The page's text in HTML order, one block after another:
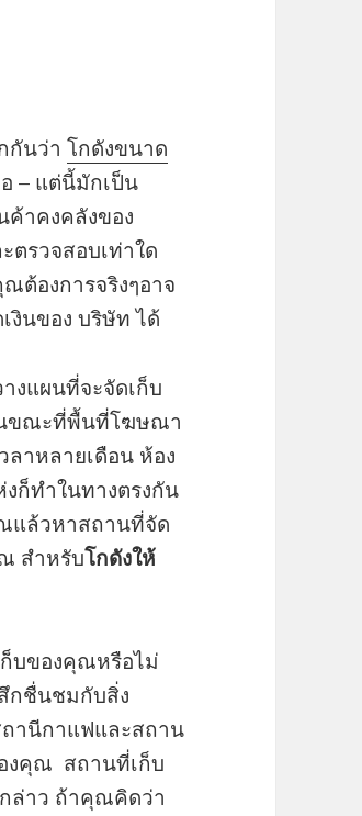
กันว่าโกดังขนาด
– แต่นี้มักเป็น
าคงคลังของ
ตรวจสอบเท่าใด
ต้องการจริงๆอาจ
งินของ บริษัท ได้
งแผนที่จะจัดเก็บ
นขณะที่พื้นที่โฆษณา
ลาหลายเดือน ห้อง
ก็ทำในทางตรงกัน
แล้วหาสถานที่จัด
สำหรับโกดังให้
บของคุณหรือไม่
กชื่นชมกับสิ่ง
านีกาแฟและสถาน
งคุณ สถานที่เก็บ
ล่าว ถ้าคุณคิดว่า